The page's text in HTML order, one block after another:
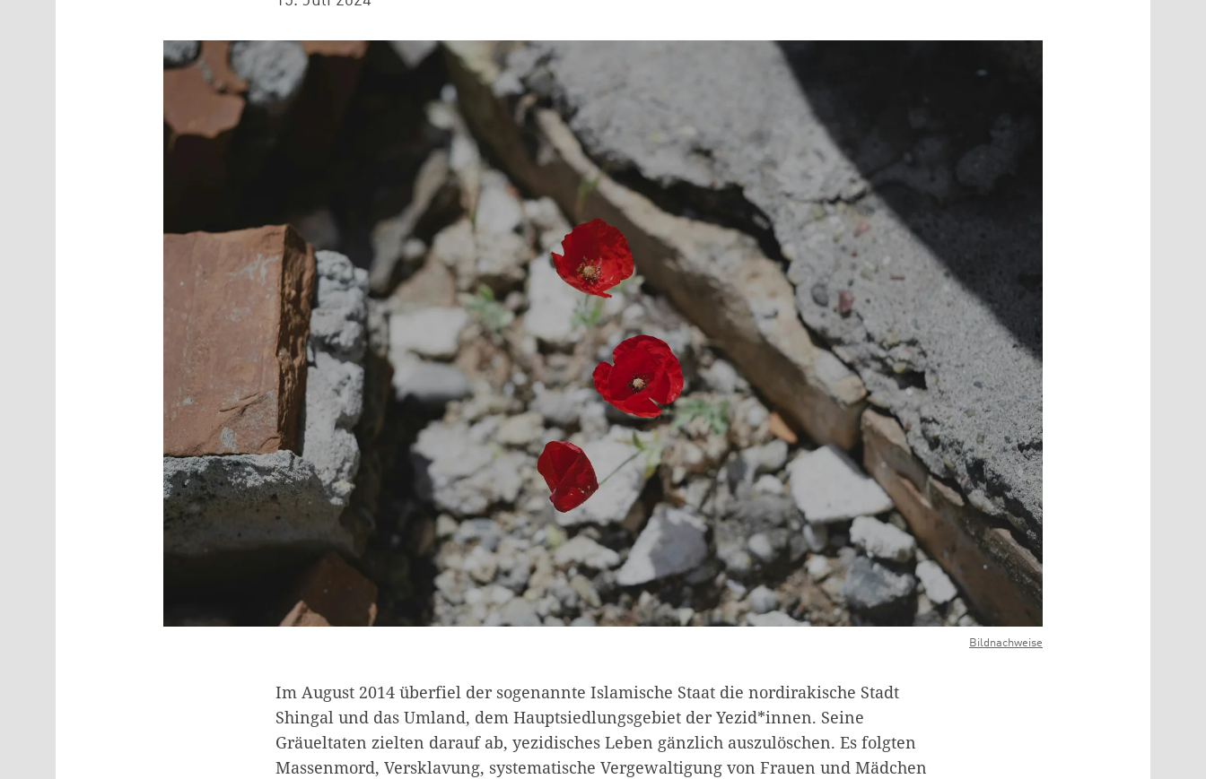
Bildnachweise
Im August 2014 überfiel der sogenannte Islamische Staat die nordirakische Stadt
Shingal und das Umland, dem Hauptsiedlungsgebiet der Yezid*innen. Seine
Gräueltaten zielten darauf ab, yezidisches Leben gänzlich auszulöschen. Es folgten
Massenmord, Versklavung, systematische Vergewaltigung von Frauen und Mädchen